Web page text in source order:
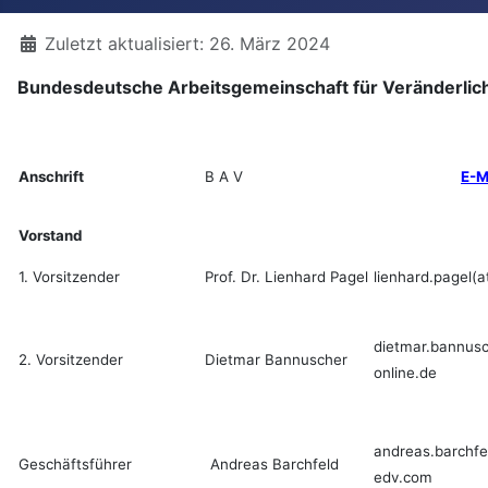
DetailsZuletzt aktualisiert: 26. März 2024
Bundesdeutsche Arbeitsgemeinschaft für
Anschrift B A V E-
Vorstand
1. Vorsitzender Prof. Dr. Lienhard Pagel
2. Vorsitzender Dietmar Bannuscher
online.de
Geschäftsführer Andreas Barchfeld
edv.com